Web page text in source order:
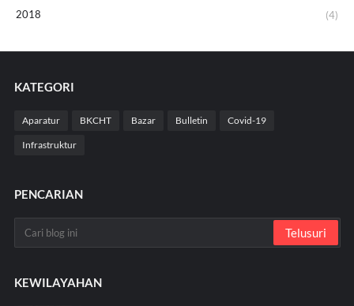
2018
(4)
KATEGORI
Aparatur BKCHT Bazar Bulletin Covid-19
Infrastruktur
PENCARIAN
KEWILAYAHAN